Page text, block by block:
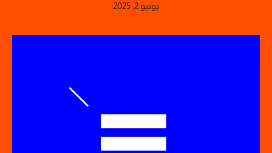
يونيو 2, 2025